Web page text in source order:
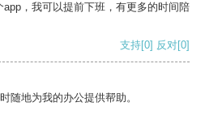
，我可以提前下班，有更多的时间陪
支持[0] 反对[0]
随地为我的办公提供帮助。